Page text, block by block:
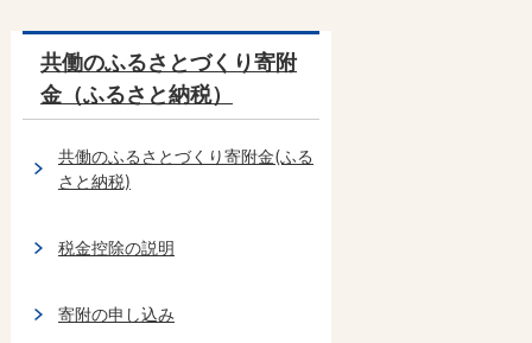
共働のふるさとづくり寄附
金（ふるさと納税）
共働のふるさとづくり寄附金(ふる
さと納税)
税金控除の説明
寄附の申し込み